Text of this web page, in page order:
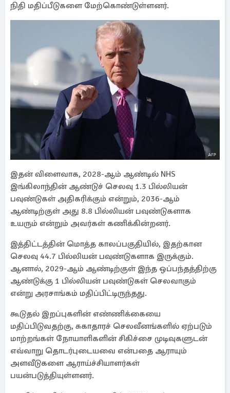
நிதி மதிப்பீடுகளை மேற்கொண்டுள்ளனர்.
இதன் விளைவாக, 2028-ஆம் ஆண்டில் NHS
இங்கிலாந்தின் ஆண்டுச் செலவு 1.3 பில்லியன்
பவுண்டுகள் அதிகரிக்கும் என்றும், 2036-ஆம்
ஆண்டிற்குள் அது 8.8 பில்லியன் பவுண்டுகளாக
உயரும் என்றும் அவர்கள் கணிக்கின்றனர்.
இத்திட்டத்தின் மொத்த காலப்பகுதியில், இதற்கான
செலவு 44.7 பில்லியன் பவுண்டுகளாக இருக்கும்.
ஆனால், 2029-ஆம் ஆண்டிற்குள் இந்த ஒப்பந்தத்திற்கு
ஆண்டுக்கு 1 பில்லியன் பவுண்டுகள் செலவாகும்
என்று அரசாங்கம் மதிப்பிட்டிருந்தது.
கூடுதல் இறப்புகளின் எண்ணிக்கையை
மதிப்பிடுவதற்கு, சுகாதாரச் செலவீனங்களில் ஏற்படும்
மாற்றங்கள் நோயாளிகளின் சிகிச்சை முடிவுகளுடன்
எவ்வாறு தொடர்புடையவை என்பதை ஆராயும்
அளவீடுகளை ஆராய்ச்சியாளர்கள்
பயன்படுத்தியுள்ளனர்.